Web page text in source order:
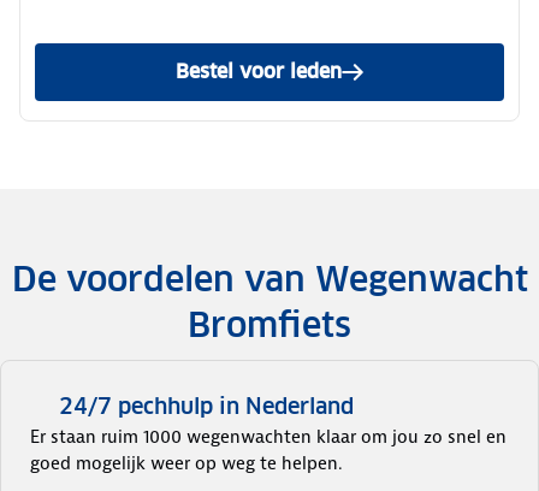
Bestel voor ledenWegenwacht Bromfiets
De voordelen van Wegenwacht
Bromfiets
24/7 pechhulp in Nederland
Er staan ruim 1000 wegenwachten klaar om jou zo snel en
goed mogelijk weer op weg te helpen.